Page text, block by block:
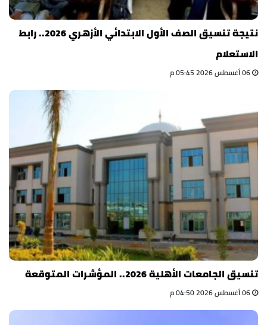
نتيجة تنسيق الصف الأول الابتدائي الأزهري 2026.. رابط
الاستعلام
تنسيق الجامعات الأهلية 2026.. المؤشرات المتوقعة